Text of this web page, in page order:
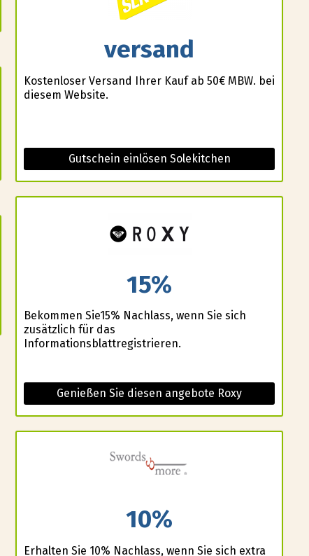
versand
Kostenloser Versand Ihrer Kauf ab 50€ MBW. bei
diesem Website.
Gutschein einlösen Solekitchen
15%
Bekommen Sie15% Nachlass, wenn Sie sich
zusätzlich für das
Informationsblattregistrieren.
Genießen Sie diesen angebote Roxy
10%
Erhalten Sie 10% Nachlass, wenn Sie sich extra